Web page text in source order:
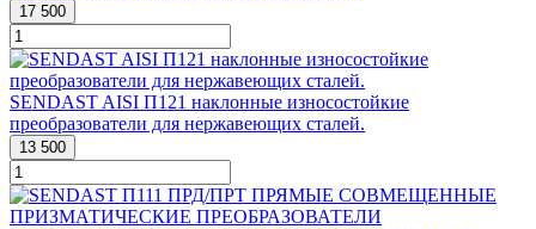
17 500
SENDAST AISI П121 наклонные износостойкие
преобразователи для нержавеющих сталей.
13 500